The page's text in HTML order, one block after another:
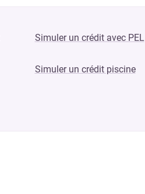
Simuler un crédit avec PEL
Simuler un crédit piscine